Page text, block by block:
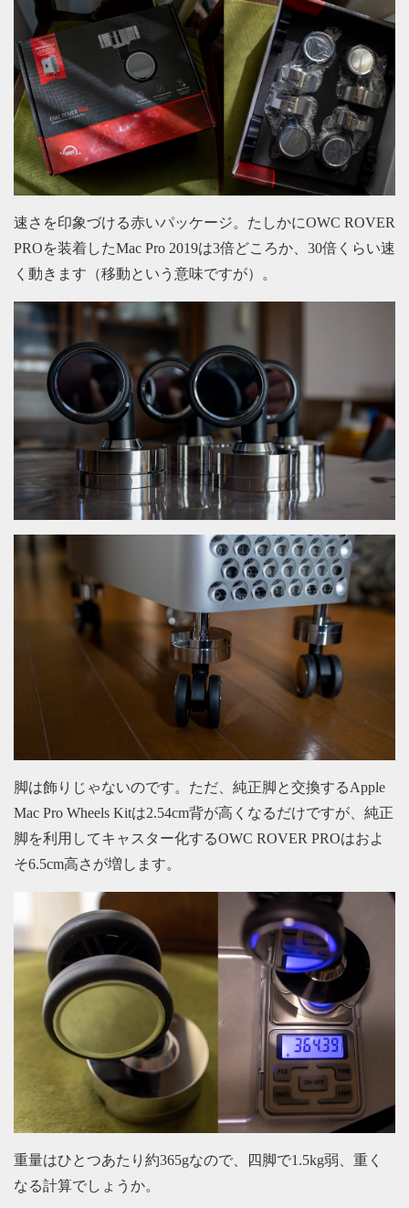
速さを印象づける赤いパッケージ。たしかにOWC ROVER
PROを装着したMac Pro 2019は3倍どころか、30倍くらい速
く動きます（移動という意味ですが）。
脚は飾りじゃないのです。ただ、純正脚と交換するApple
Mac Pro Wheels Kitは2.54cm背が高くなるだけですが、純正
脚を利用してキャスター化するOWC ROVER PROはおよ
そ6.5cm高さが増します。
重量はひとつあたり約365gなので、四脚で1.5kg弱、重く
なる計算でしょうか。